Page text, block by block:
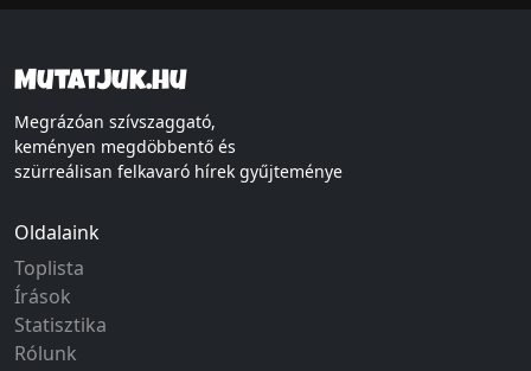
Mutatjuk.hu
Megrázóan szívszaggató,
keményen megdöbbentő és
szürreálisan felkavaró hírek gyűjteménye
Oldalaink
Toplista
Írások
Statisztika
Rólunk